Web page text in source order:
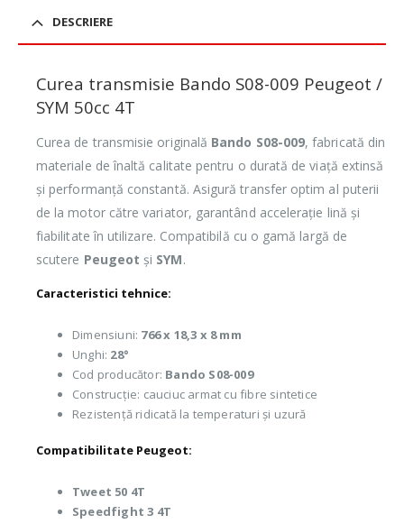
DESCRIERE
Curea transmisie Bando S08-009 Peugeot /
SYM 50cc 4T
Curea de transmisie originală Bando S08-009, fabricată din
materiale de înaltă calitate pentru o durată de viață extinsă
și performanță constantă. Asigură transfer optim al puterii
de la motor către variator, garantând accelerație lină și
fiabilitate în utilizare. Compatibilă cu o gamă largă de
scutere Peugeot și SYM.
Caracteristici tehnice:
Dimensiuni: 766 x 18,3 x 8 mm
Unghi: 28°
Cod producător: Bando S08-009
Construcție: cauciuc armat cu fibre sintetice
Rezistență ridicată la temperaturi și uzură
Compatibilitate Peugeot:
Tweet 50 4T
Speedfight 3 4T